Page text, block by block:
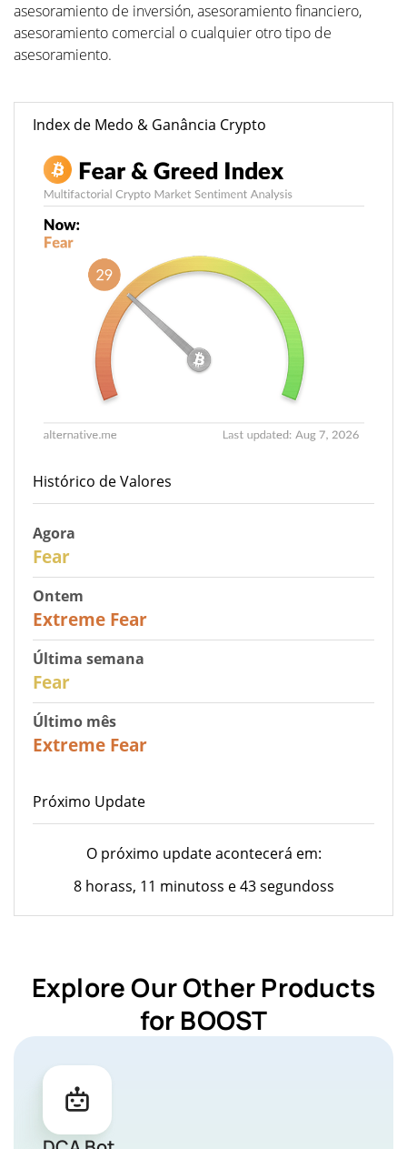
asesoramiento de inversión, asesoramiento financiero,
asesoramiento comercial o cualquier otro tipo de
asesoramiento.
Index de Medo & Ganância Crypto
Histórico de Valores
Agora
Fear
Ontem
Extreme Fear
Última semana
Fear
Último mês
Extreme Fear
Próximo Update
O próximo update acontecerá em:
8 horass, 11 minutoss e 43 segundoss
Explore Our Other Products
for BOOST